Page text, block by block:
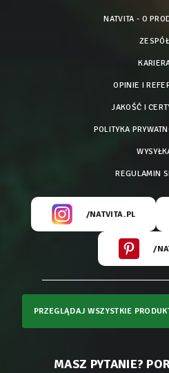
NATVITA - O
ZESPÓŁ
OPINIE I
JAKOŚĆ I
POLITYKA
REGULAMIN
/NATVITA.PL
/
PRZEGLĄDAJ WSZYSTKIE
MASZ PYTANIE?